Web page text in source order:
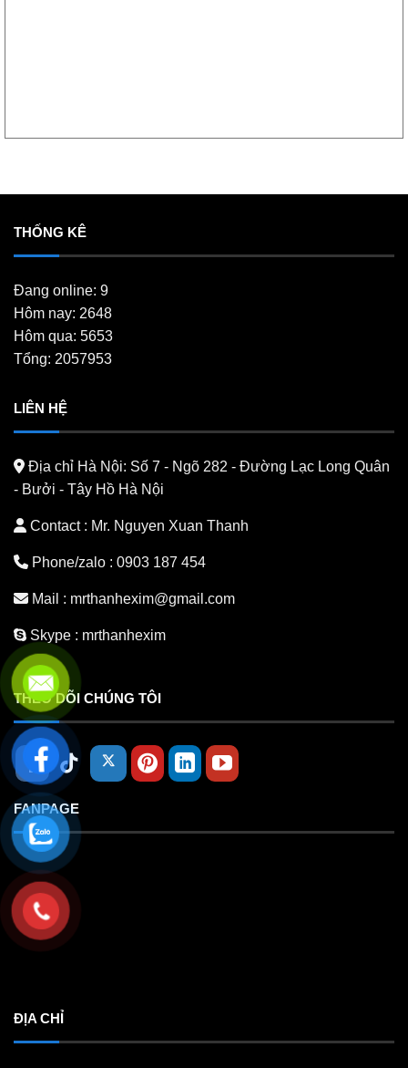
THỐNG KÊ
Đang online: 9
Hôm nay: 2648
Hôm qua: 5653
Tổng: 2057953
LIÊN HỆ
Địa chỉ Hà Nội: Số 7 - Ngõ 282 - Đường Lạc Long Quân
- Bưởi - Tây Hồ Hà Nội
Contact : Mr. Nguyen Xuan Thanh
Phone/zalo : 0903 187 454
Mail : mrthanhexim@gmail.com
Skype : mrthanhexim
THEO DÕI CHÚNG TÔI
FANPAGE
ĐỊA CHỈ